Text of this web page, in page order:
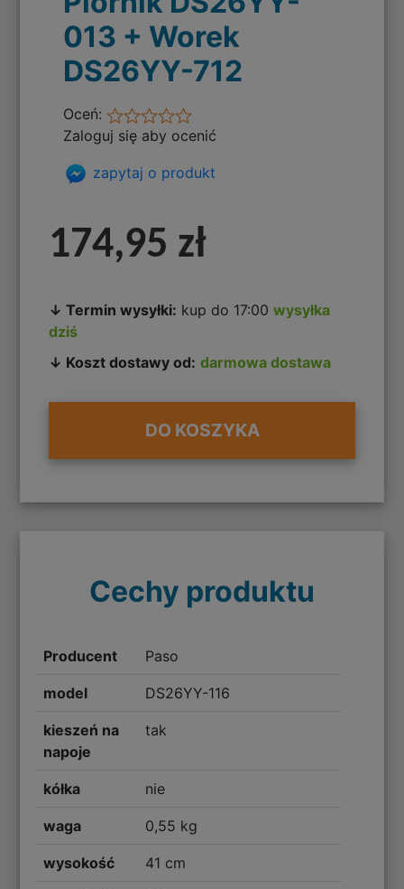
013 + Worek
DS26YY-712
Oceń:
Zaloguj się aby ocenić
zapytaj o produkt
174,95 zł
↓ Termin wysyłki: kup do 17:00wysyłka
dziś
↓ Koszt dostawy od: darmowa dostawa
DO KOSZYKA
Cechy produktu
Producent Paso
model DS26YY-116
kieszeń na
napoje
tak
kółka nie
waga 0,55 kg
wysokość 41 cm